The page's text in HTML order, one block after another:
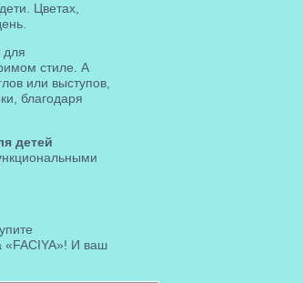
Цветах,
для
стиле. А
или выступов,
благодаря
детей
«FACIYA»! И ваш